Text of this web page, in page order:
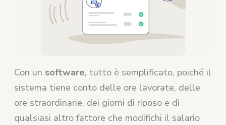
Con un software, tutto è semplificato, poiché il
sistema tiene conto delle ore lavorate, delle
ore straordinarie, dei giorni di riposo e di
qualsiasi altro fattore che modifichi il salario